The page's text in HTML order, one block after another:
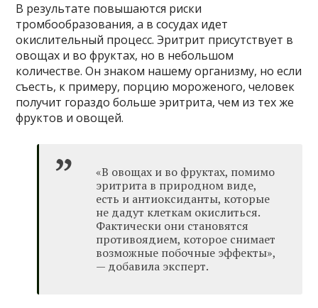
В результате повышаются риски
тромбообразования, а в сосудах идет
окислительный процесс. Эритрит присутствует в
овощах и во фруктах, но в небольшом
количестве. Он знаком нашему организму, но если
съесть, к примеру, порцию мороженого, человек
получит гораздо больше эритрита, чем из тех же
фруктов и овощей.
«В овощах и во фруктах, помимо
эритрита в природном виде,
есть и антиоксиданты, которые
не дадут клеткам окислиться.
Фактически они становятся
противоядием, которое снимает
возможные побочные эффекты»,
— добавила эксперт.